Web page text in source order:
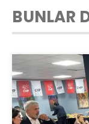
BUNLAR